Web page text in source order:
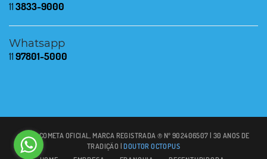
113833-9000
Whatsapp
1197801-5000
© 2021 COMETA OFICIAL, MARCA REGISTRADA ® Nº 902406507 | 30 ANOS DE
TRADIÇÃO |DOUTOR OCTOPUS